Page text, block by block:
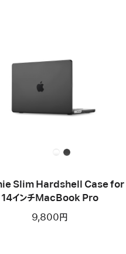
Slim Hardshell Case for
14インチMacBook Pro
9,800円